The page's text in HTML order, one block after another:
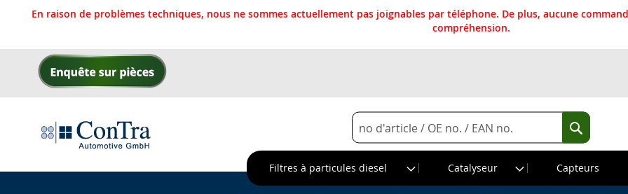
En raison de problèmes techniques, nous ne sommes actuellement pas joignables par téléphone. De plus, aucune
compréhension.
Allez
Rechercher
Rechercher
Filtres à particules diesel
Catalyseur Capteurs